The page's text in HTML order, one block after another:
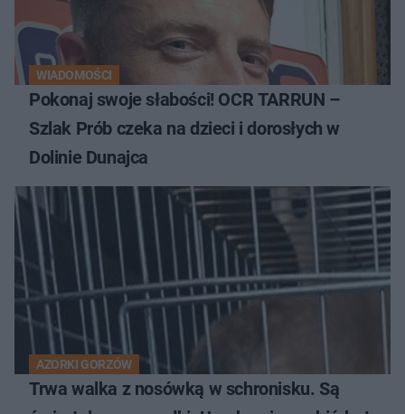
WIADOMOŚCI
Pokonaj swoje słabości! OCR TARRUN –
Szlak Prób czeka na dzieci i dorosłych w
Dolinie Dunajca
AZORKI GORZÓW
Trwa walka z nosówką w schronisku. Są